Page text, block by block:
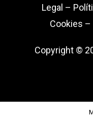
Legal –
Cookies –
Copyright ©